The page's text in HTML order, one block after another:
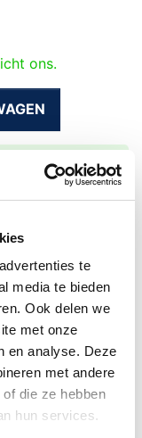
te
media te bieden
Ook delen we
met onze
en analyse. Deze
met andere
die ze hebben
hun services.
ons.
punt is niet
een piano of
wordt door het